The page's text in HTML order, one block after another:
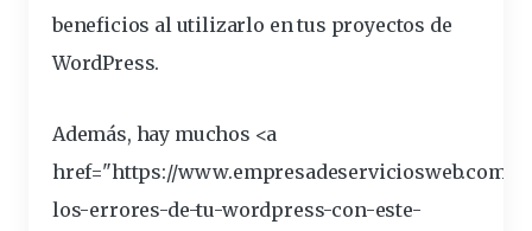
beneficios al utilizarlo en tus proyectos de
WordPress.
Además, hay muchos <a
href="https://www.empresadeserviciosweb.com/
los-errores-de-tu-wordpress-con-este-